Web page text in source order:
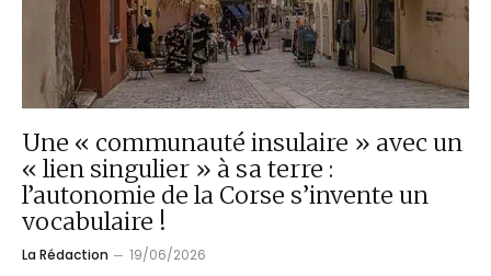
Une « communauté insulaire » avec un
« lien singulier » à sa terre :
l’autonomie de la Corse s’invente un
vocabulaire !
La Rédaction 19/06/2026